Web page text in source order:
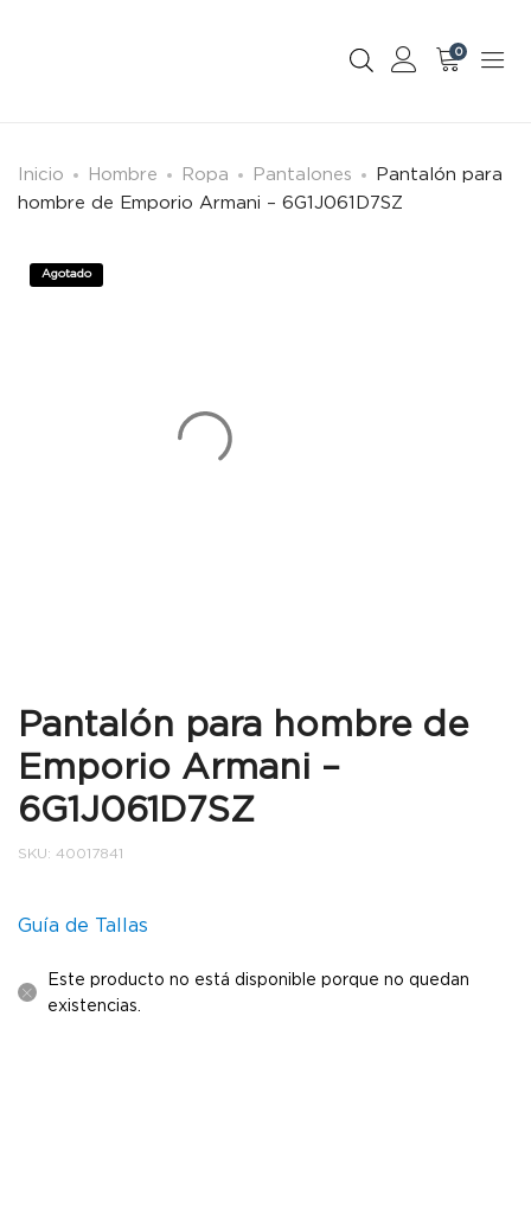
0
Inicio Hombre Ropa Pantalones
Pantalón para
hombre de Emporio Armani – 6G1J061D7SZ
Agotado
Pantalón para hombre de
Emporio Armani –
6G1J061D7SZ
SKU: 40017841
Guía de Tallas
Este producto no está disponible porque no quedan
existencias.